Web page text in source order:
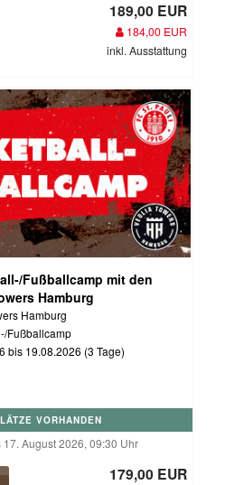
189,00 EUR
184,00 EUR
inkl. Ausstattung
Fußballcamp mit den
Hamburg
Hamburg
Fußballcamp
bis 19.08.2026 (3 Tage)
VORHANDEN
August 2026, 09:30 Uhr
179,00 EUR